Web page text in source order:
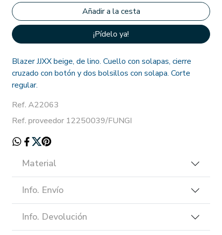
¡Pídelo ya!
Blazer JJXX beige, de lino. Cuello con solapas, cierre
cruzado con botón y dos bolsillos con solapa. Corte
regular.
Ref. A22063
Ref. proveedor 12250039/FUNGI
Material
Info. Envío
Info. Devolución